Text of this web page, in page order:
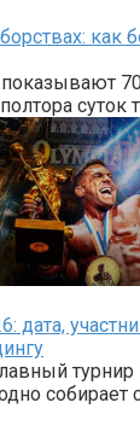
как
суток
дата,
турнир
собирает